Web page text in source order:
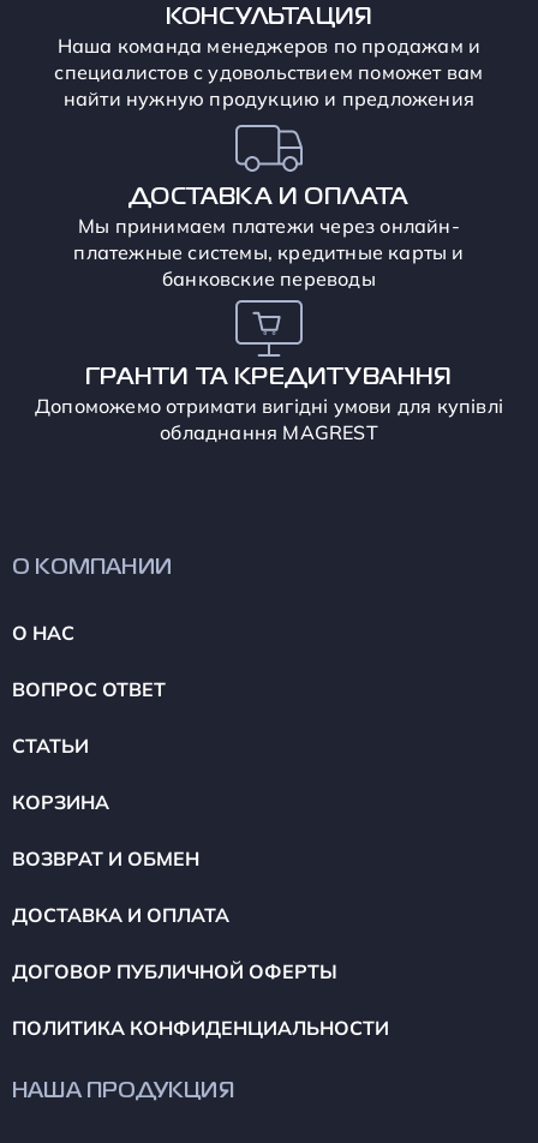
КОНСУЛЬТАЦИЯ
Наша команда менеджеров по продажам и
специалистов с удовольствием поможет вам
найти нужную продукцию и предложения
ДОСТАВКА И ОПЛАТА
Мы принимаем платежи через онлайн-
платежные системы, кредитные карты и
банковские переводы
ГРАНТИ ТА КРЕДИТУВАННЯ
Допоможемо отримати вигідні умови для купівлі
обладнання MAGREST
О КОМПАНИИ
О НАС
ВОПРОС ОТВЕТ
СТАТЬИ
КОРЗИНА
ВОЗВРАТ И ОБМЕН
ДОСТАВКА И ОПЛАТА
ДОГОВОР ПУБЛИЧНОЙ ОФЕРТЫ
ПОЛИТИКА КОНФИДЕНЦИАЛЬНОСТИ
НАША ПРОДУКЦИЯ